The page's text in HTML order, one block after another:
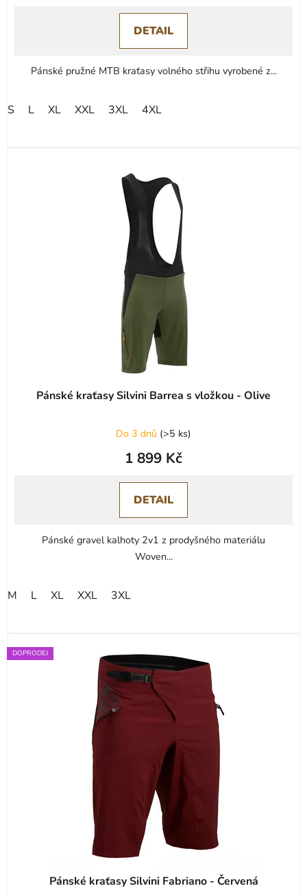
DETAIL
Pánské pružné MTB kraťasy volného střihu vyrobené z...
S L XL XXL 3XL 4XL
Pánské kraťasy Silvini Barrea s vložkou - Olive
Do 3 dnů (>5 ks)
1 899 Kč
DETAIL
Pánské gravel kalhoty 2v1 z prodyšného materiálu
Woven...
M L XL XXL 3XL
DOPRODEJ
Pánské kraťasy Silvini Fabriano - Červená